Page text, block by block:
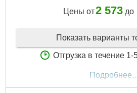
Цены от2 573до
Показать варианты
Отгрузка в течение
Подробнее...